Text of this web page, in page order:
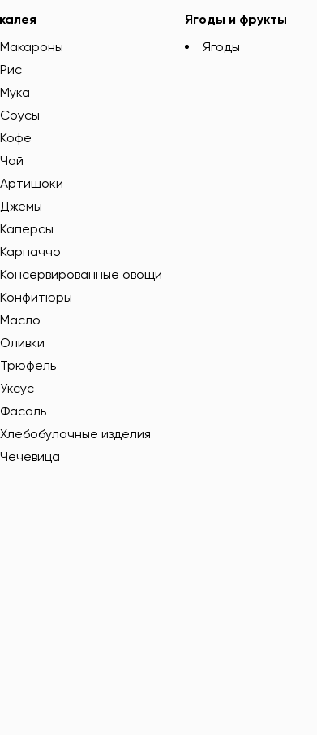
Макароны
Рис
Мука
Соусы
Кофе
Чай
Артишоки
Джемы
Каперсы
Карпаччо
Консервированные овощи
Конфитюры
Масло
Оливки
Трюфель
Уксус
Фасоль
Хлебобулочные изделия
Чечевица
Ягоды и фрукты
Ягоды